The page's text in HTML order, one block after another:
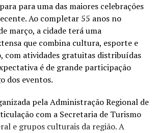
para uma das maiores celebrações
Ao completar 55 anos no
março, a cidade terá uma
que combina cultura, esporte e
com atividades gratuitas distribuídas
é de grande participação
dos eventos.
pela Administração Regional de
com a Secretaria de Turismo
e grupos culturais da região. A